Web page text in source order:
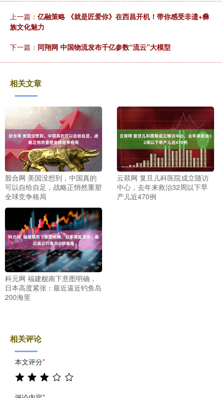
上一篇： 亿融策略 《就是匠爱你》在西昌开机！带你感受非遗+彝
族文化魅力
下一篇： 同翔网 中国物流发布千亿参数“流云”大模型
相关文章
股合网 美国没想到，中国真的
可以自给自足，战略正悄然重塑
全球竞争格局
云燚网 复旦儿科医院成立随访
中心，去年来救治32周以下早
产儿近470例
科元网 福建舰南下意图明确，
日本高度紧张：最近逼近钓鱼岛
200海里
相关评论
本文评分*